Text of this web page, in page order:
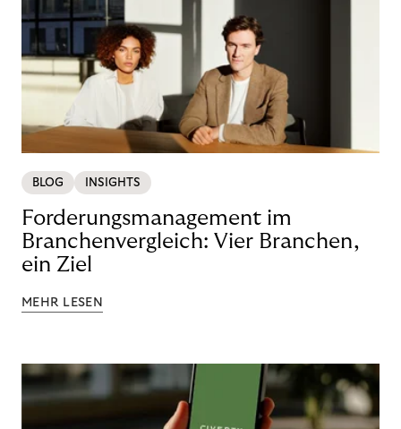
BLOG INSIGHTS
Forderungsmanagement im
Branchenvergleich: Vier Branchen,
ein Ziel
MEHR LESEN